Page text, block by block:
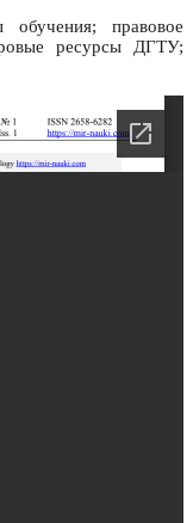
обучения; правовое
ресурсы ДГТУ;